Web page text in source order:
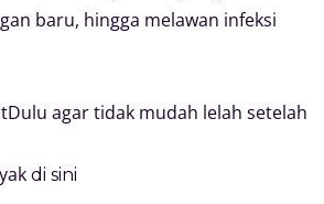
baru, hingga melawan infeksi
agar tidak mudah lelah setelah
di sini